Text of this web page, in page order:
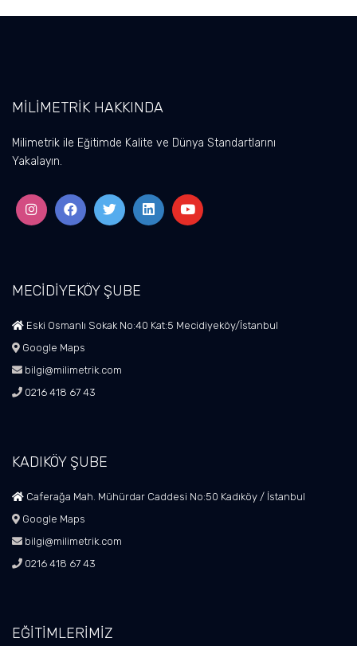
MİLİMETRİK HAKKINDA
Milimetrik ile Eğitimde Kalite ve Dünya Standartlarını
Yakalayın.
MECİDİYEKÖY ŞUBE
Eski Osmanlı Sokak No:40 Kat:5 Mecidiyeköy/İstanbul
Google Maps
bilgi@milimetrik.com
0216 418 67 43
KADIKÖY ŞUBE
Caferağa Mah. Mühürdar Caddesi No:50 Kadıköy / İstanbul
Google Maps
bilgi@milimetrik.com
0216 418 67 43
EĞİTİMLERİMİZ